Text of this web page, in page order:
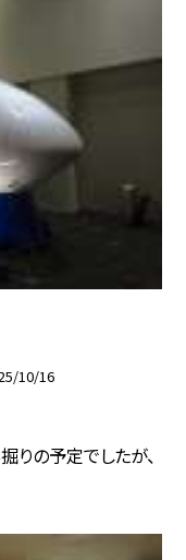
10/16
りの予定でしたが、